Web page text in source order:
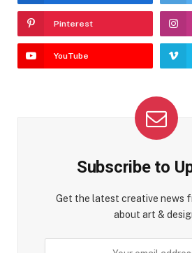
Pinterest
YouTube
Subscribe to
Get the latest creative news
about art &